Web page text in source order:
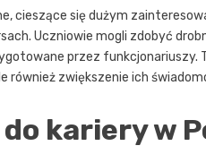
cieszące się dużym
Uczniowie mogli zdobyć
przez funkcjonariuszy.
również zwiększenie ich
kariery w